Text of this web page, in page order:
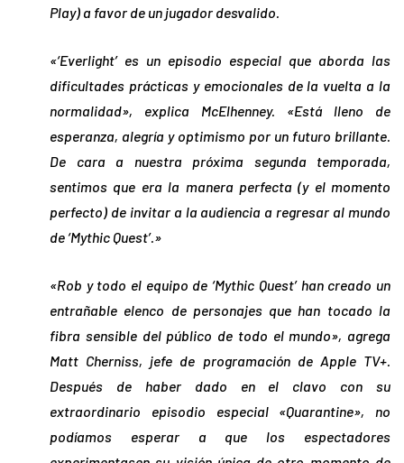
Play) a favor de un jugador desvalido.
«‘Everlight’ es un episodio especial que aborda las
dificultades prácticas y emocionales de la vuelta a la
normalidad», explica McElhenney. «Está lleno de
esperanza, alegría y optimismo por un futuro brillante.
De cara a nuestra próxima segunda temporada,
sentimos que era la manera perfecta (y el momento
perfecto) de invitar a la audiencia a regresar al mundo
de ‘Mythic Quest’.»
«Rob y todo el equipo de ‘Mythic Quest’ han creado un
entrañable elenco de personajes que han tocado la
fibra sensible del público de todo el mundo», agrega
Matt Cherniss, jefe de programación de Apple TV+.
Después de haber dado en el clavo con su
extraordinario episodio especial «Quarantine», no
podíamos esperar a que los espectadores